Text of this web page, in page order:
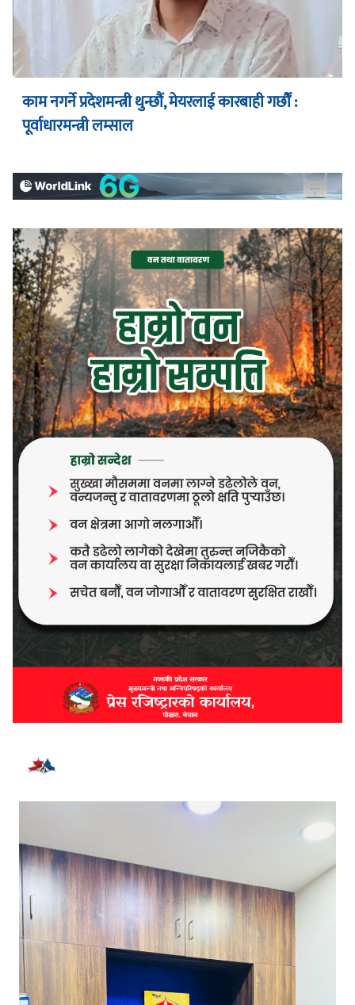
काम नगर्ने प्रदेशमन्त्री थुन्छौं, मेयरलाई कारबाही गर्छौं :
पूर्वाधारमन्त्री लम्साल